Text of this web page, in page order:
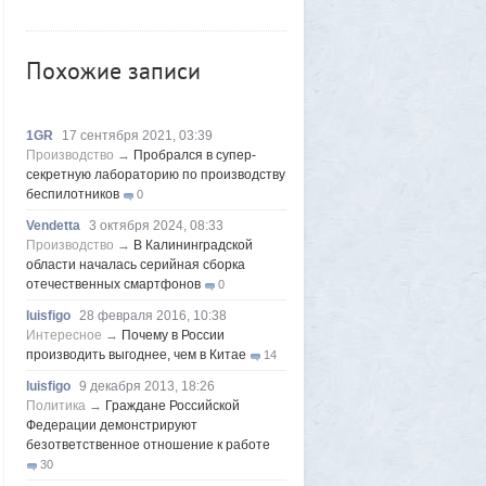
импортозамещенный самолёт МС-21
поднялся в небо
1
«Она свернула в комнату - и сразу
вспыхнул огонь»: покупательница жилья,
которое сожгла пенсионерка, рассказала
подробности
2
Vendetta
6 августа 2026, 06:03
Слип для маломерных судов в Магадане
запустят в тестовом режиме до конца
лета
5
Frumas
5 августа 2026, 20:09
Утром 5 августа Луна «взорвется»:
падение ракеты Илона Маска на
наблюдать своими глазами
1
Frumas
5 августа 2026, 20:06
Форма имеет значение: один капризный
клиент или как появились чипсы
Похожие записи
1GR
17 сентября 2021, 03:39
Производство → Пробрался в супер-
секретную лабораторию по производству
беспилотников
0
Vendetta 3 октября 2024, 08:33
Производство → В Калининградской
области началась серийная сборка
отечественных смартфонов
0
luisfigo 28 февраля 2016, 10:38
Интересное → Почему в России
производить выгоднее, чем в Китае
14
luisfigo 9 декабря 2013, 18:26
Политика → Граждане Российской
Федерации демонстрируют
безответственное отношение к работе
30